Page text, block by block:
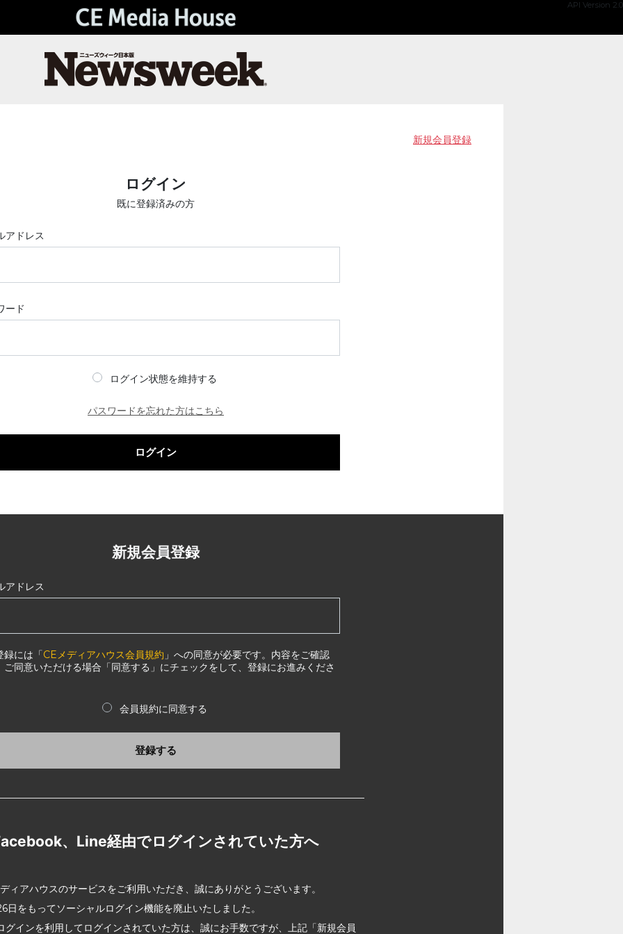
API Version 2.0
新規会員登録
ログイン
既に登録済みの方
アドレス
ード
ログイン状態を維持する
パスワードを忘れた方はこちら
ログイン
新規会員登録
アドレス
録には「CEメディアハウス会員規約 」への同意が必要です。内容をご確認
ご同意いただける場合「同意する」にチェックをして、登録にお進みくださ
会員規約に同意する
登録する
、Line経由でログインされていた方へ
ィアハウスのサービスをご利用いただき、誠にありがとうございます。
日をもってソーシャルログイン機能を廃止いたしました。
グインを利用してログインされていた方は、誠にお手数ですが、上記「新規会員